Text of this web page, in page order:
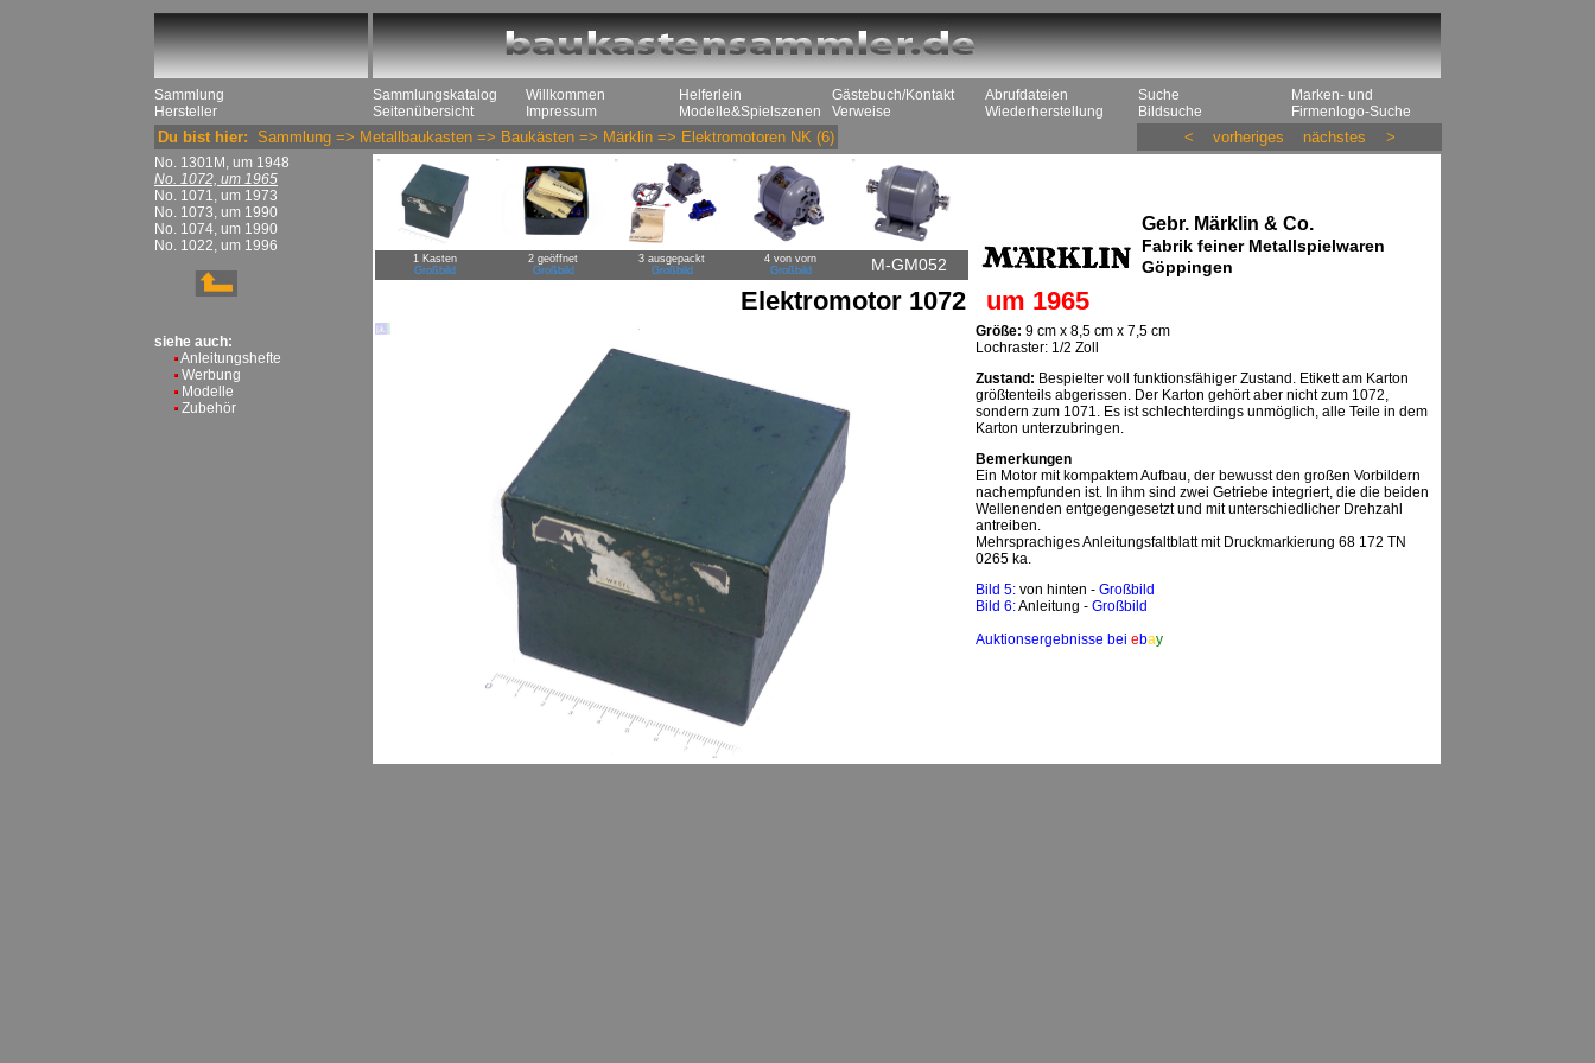
Sammlung
Hersteller
Sammlungskatalog
Seitenübersicht
Willkommen
Impressum
Helferlein
Modelle&Spielszenen
Gästebuch/Kontakt
Verweise
Abrufdateien
Wiederherstellung
Suche
Bildsuche
Marken- und
Firmenlogo-Suche
Du bist hier: Sammlung => Metallbaukasten => Baukästen => Märklin => Elektromotoren NK (6) < vorheriges nächstes >
No. 1301M, um 1948
No. 1072, um 1965
No. 1071, um 1973
No. 1073, um 1990
No. 1074, um 1990
No. 1022, um 1996
siehe auch:
Anleitungshefte
Werbung
Modelle
Zubehör
1 Kasten
Großbild
2 geöffnet
Großbild
3 ausgepackt
Großbild
4 von vorn
Großbild
M-GM052
Gebr. Märklin & Co.
Fabrik feiner Metallspielwaren
Göppingen
Elektromotor 1072 um 1965
Größe: 9 cm x 8,5 cm x 7,5 cm
Lochraster: 1/2 Zoll
Zustand: Bespielter voll funktionsfähiger Zustand. Etikett am Karton
größtenteils abgerissen. Der Karton gehört aber nicht zum 1072,
sondern zum 1071. Es ist schlechterdings unmöglich, alle Teile in dem
Karton unterzubringen.
Bemerkungen
Ein Motor mit kompaktem Aufbau, der bewusst den großen Vorbildern
nachempfunden ist. In ihm sind zwei Getriebe integriert, die die beiden
Wellenenden entgegengesetzt und mit unterschiedlicher Drehzahl
antreiben.
Mehrsprachiges Anleitungsfaltblatt mit Druckmarkierung 68 172 TN
0265 ka.
Bild 5: von hinten - Großbild
Bild 6:Anleitung - Großbild
Auktionsergebnisse bei ebay